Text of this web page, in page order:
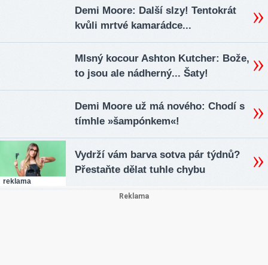
Demi Moore: Další slzy! Tentokrát
kvůli mrtvé kamarádce...
Mlsný kocour Ashton Kutcher: Bože,
to jsou ale nádherný... Šaty!
Demi Moore už má nového: Chodí s
tímhle »šampónkem«!
reklama
Vydrží vám barva sotva pár týdnů?
Přestaňte dělat tuhle chybu